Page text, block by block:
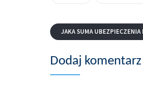
JAKA SUMA UBEZPIECZENIA
Dodaj komentarz